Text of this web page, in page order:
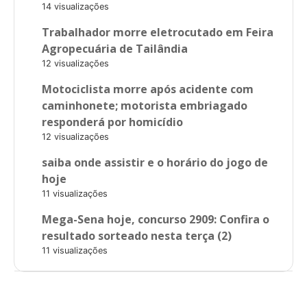
14 visualizações
Trabalhador morre eletrocutado em Feira
Agropecuária de Tailândia
12 visualizações
Motociclista morre após acidente com
caminhonete; motorista embriagado
responderá por homicídio
12 visualizações
saiba onde assistir e o horário do jogo de
hoje
11 visualizações
Mega-Sena hoje, concurso 2909: Confira o
resultado sorteado nesta terça (2)
11 visualizações